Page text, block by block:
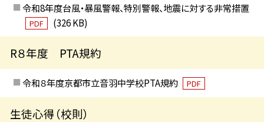
令和8年度台風・暴風警報、特別警報、地震に対する非常措置
PDF (326 KB)
R８年度 PTA規約
令和８年度京都市立音羽中学校PTA規約 PDF
生徒心得（校則）